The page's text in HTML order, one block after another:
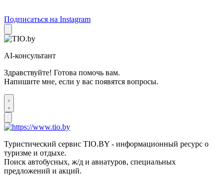
Подписаться на Instagram
AI-консультант
Здравствуйте! Готова помочь вам.
Напишите мне, если у вас появятся вопросы.
Туристический сервис TIO.BY - информационный ресурс о
туризме и отдыхе.
Поиск автобусных, ж/д и авиатуров, специальных
предложений и акций.